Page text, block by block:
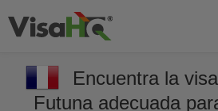
Encuentra la
Futuna adecuada